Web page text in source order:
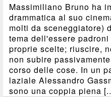
Massimiliano Bruno ha
drammatica al suo
molti da sceneggiatore)
tema dell'essere
proprie scelte; riuscire,
non subire
corso delle cose. In un
laziale Alessandro
sono una coppia piena